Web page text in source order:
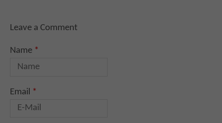
Leave a Comment
Name *
Email *